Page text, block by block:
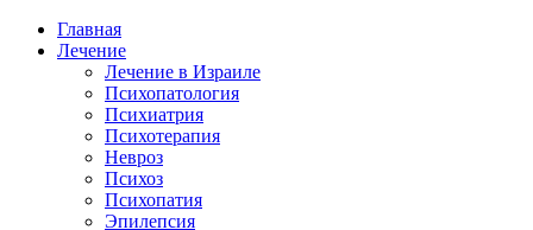
Главная
Лечение
Лечение в Израиле
Психопатология
Психиатрия
Психотерапия
Невроз
Психоз
Психопатия
Эпилепсия